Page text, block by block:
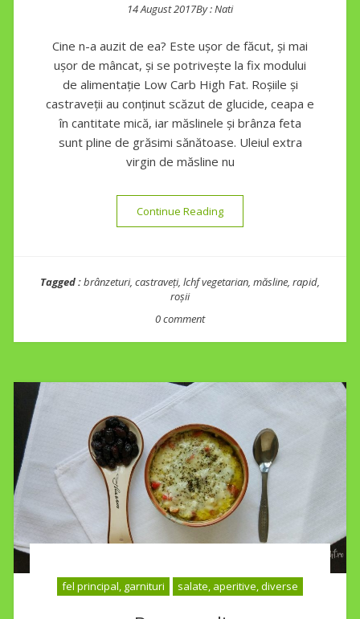
14 August 2017By :Nati
Cine n-a auzit de ea? Este ușor de făcut, și mai
ușor de mâncat, și se potrivește la fix modului
de alimentație Low Carb High Fat. Roșiile și
castraveții au conținut scăzut de glucide, ceapa e
în cantitate mică, iar măslinele și brânza feta
sunt pline de grăsimi sănătoase. Uleiul extra
virgin de măsline nu
Continue Reading“Salată grecească”
Tagged :brânzeturi, castraveți, lchf vegetarian, măsline, rapid,
roșii
0 comment
fel principal, garnituri salate, aperitive, diverse